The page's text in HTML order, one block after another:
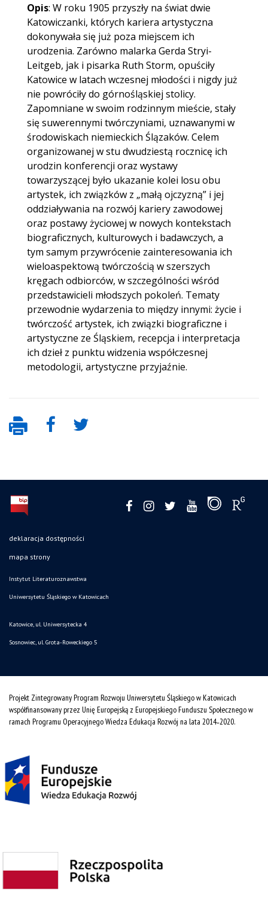
Opis: W roku 1905 przyszły na świat dwie
Katowiczanki, których kariera artystyczna
dokonywała się już poza miejscem ich
urodzenia. Zarówno malarka Gerda Stryi-
Leitgeb, jak i pisarka Ruth Storm, opuściły
Katowice w latach wczesnej młodości i nigdy już
nie powróciły do górnośląskiej stolicy.
Zapomniane w swoim rodzinnym mieście, stały
się suwerennymi twórczyniami, uznawanymi w
środowiskach niemieckich Ślązaków. Celem
organizowanej w stu dwudziestą rocznicę ich
urodzin konferencji oraz wystawy
towarzyszącej było ukazanie kolei losu obu
artystek, ich związków z „małą ojczyzną” i jej
oddziaływania na rozwój kariery zawodowej
oraz postawy życiowej w nowych kontekstach
biograficznych, kulturowych i badawczych, a
tym samym przywrócenie zainteresowania ich
wieloaspektową twórczością w szerszych
kręgach odbiorców, w szczególności wśród
przedstawicieli młodszych pokoleń. Tematy
przewodnie wydarzenia to między innymi: życie i
twórczość artystek, ich związki biograficzne i
artystyczne ze Śląskiem, recepcja i interpretacja
ich dzieł z punktu widzenia współczesnej
metodologii, artystyczne przyjaźnie.
deklaracja dostępności
mapa strony
Instytut Literaturoznawstwa
Uniwersytetu Śląskiego w Katowicach
Katowice, ul. Uniwersytecka 4
Sosnowiec, ul. Grota-Roweckiego 5
Projekt Zintegrowany Program Rozwoju Uniwersytetu Śląskiego w Katowicach
współfinansowany przez Unię Europejską z Europejskiego Funduszu Społecznego w
ramach Programu Operacyjnego Wiedza Edukacja Rozwój na lata 2014˗2020.